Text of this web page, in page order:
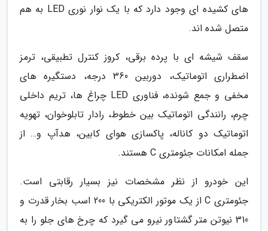
های کشیده ای وجود دارد که با یک نوار نوری LED به هم
متصل شده اند.
سقف شیشه ای با پرده برقی، کروز کنترل تطبیقی، ترمز
اضطراری اتوماتیک، دوربین 360 درجه، دستگیره های
مخفی و جمع شونده، فناوری LED چراغ ها، تریم داخلی
چرم، رانندگی اتوماتیک بین خطوط، رادار تابلوخوان، تهویه
اتوماتیک دو کاناله، پاکسازی هوای کابین، هدآپ و… از
جمله امکانات جئومتری C هستند.
این خودرو از نظر مشخصات نیز بسیار رقابتی است.
جئومتری C از یک موتور الکتریکی با 200 اسب بخار قدرت و
310 نیوتن متر گشتاور نیرو می گیرد که چرخ های جلو را به